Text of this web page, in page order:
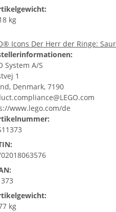
kg
Icons Der Herr der Ringe:
System A/S
1
Denmark, 7190
www.lego.com/de
kg